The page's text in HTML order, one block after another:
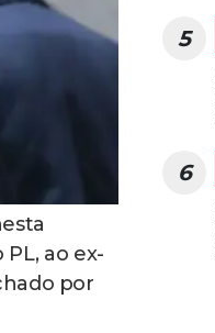
ao ex-
por
5
6